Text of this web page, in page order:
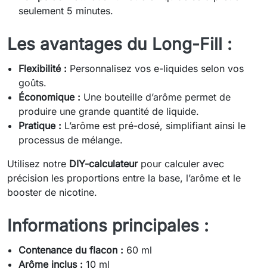
seulement 5 minutes.
Les avantages du Long-Fill :
Flexibilité : Personnalisez vos e-liquides selon vos
goûts.
Économique : Une bouteille d’arôme permet de
produire une grande quantité de liquide.
Pratique : L’arôme est pré-dosé, simplifiant ainsi le
processus de mélange.
Utilisez notre DIY-calculateurpour calculer avec
précision les proportions entre la base, l’arôme et le
booster de nicotine.
Informations principales :
Contenance du flacon : 60 ml
Arôme inclus : 10 ml